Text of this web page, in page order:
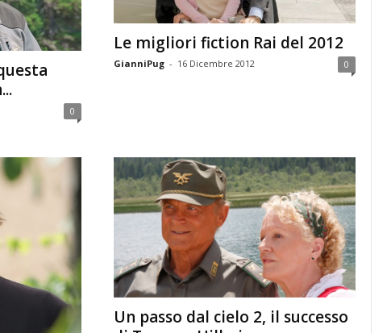
0
Le migliori fiction Rai del 2012
GianniPug - 16 Dicembre 2012 0
Un passo dal cielo 2, il successo